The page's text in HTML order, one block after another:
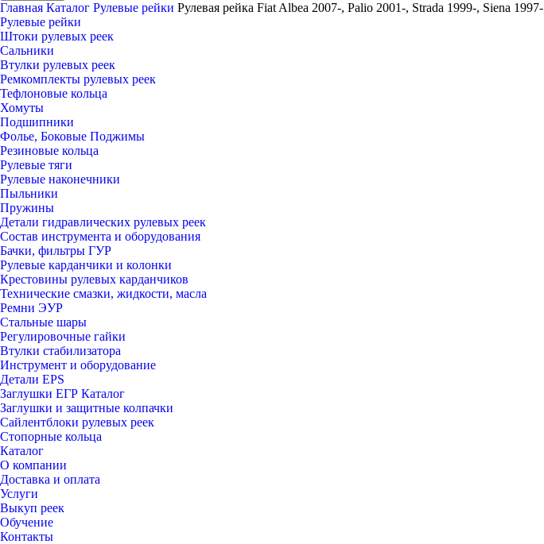
Главная Каталог Рулевые рейки Рулевая рейка Fiat Albea 2007-, Palio 2001-, Strada 1999-, Siena 1997-
Рулевые рейки
Штоки рулевых реек
Сальники
Втулки рулевых реек
Ремкомплекты рулевых реек
Тефлоновые кольца
Хомуты
Подшипники
Фолье, Боковые Поджимы
Резиновые кольца
Рулевые тяги
Рулевые наконечники
Пыльники
Пружины
Детали гидравлических рулевых реек
Состав инструмента и оборудования
Бачки, фильтры ГУР
Рулевые карданчики и колонки
Крестовины рулевых карданчиков
Технические смазки, жидкости, масла
Ремни ЭУР
Стальные шары
Регулировочные гайки
Втулки стабилизатора
Инструмент и оборудование
Детали EPS
Заглушки ЕГР Каталог
Заглушки и защитные колпачки
Сайлентблоки рулевых реек
Стопорные кольца
Каталог
О компании
Доставка и оплата
Услуги
Выкуп реек
Обучение
Контакты